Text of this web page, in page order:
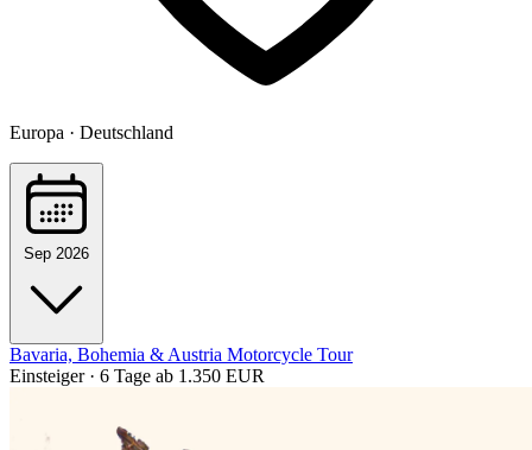
Europa · Deutschland
Sep 2026
Bavaria, Bohemia & Austria Motorcycle Tour
Einsteiger · 6 Tage ab 1.350 EUR